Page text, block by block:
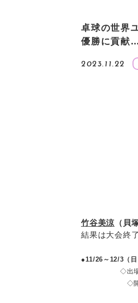
卓球の世界
優勝に貢献
2023.11.22
竹谷美涼 （貝
結果は大会終
●11/26～12/3（日
◇出
◇